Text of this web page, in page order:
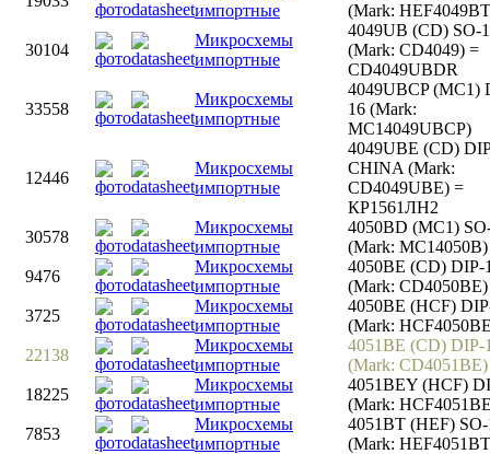
импортные
(Mark:
30104
Микросхемы
импортные
4049UB (CD) SO-
(Mark: CD4049) =
CD4049UBDR
33558
Микросхемы
импортные
4049UBCP (MC1)
16 (Mark:
MC14049UBCP)
12446
Микросхемы
импортные
4049UBE (CD)
CHINA (Mark:
CD4049UBE) =
КР1561ЛН2
30578
Микросхемы
импортные
4050BD (MC1)
(Mark: MC14050B)
9476
Микросхемы
импортные
4050BE (CD) DIP-
(Mark: CD4050BE)
3725
Микросхемы
импортные
4050BE (HCF)
(Mark:
22138
Микросхемы
импортные
4051BE (CD) DIP-
(Mark: CD4051BE)
18225
Микросхемы
импортные
4051BEY (HCF)
(Mark:
7853
Микросхемы
импортные
4051BT (HEF)
(Mark: